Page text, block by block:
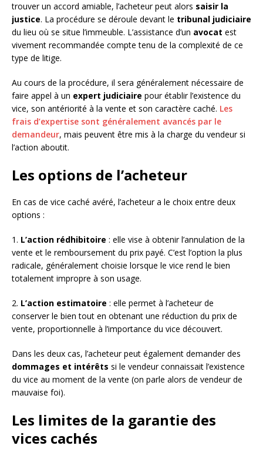
trouver un accord amiable, l’acheteur peut alors saisir la
justice. La procédure se déroule devant le tribunal judiciaire
du lieu où se situe l’immeuble. L’assistance d’un avocat est
vivement recommandée compte tenu de la complexité de ce
type de litige.
Au cours de la procédure, il sera généralement nécessaire de
faire appel à un expert judiciaire pour établir l’existence du
vice, son antériorité à la vente et son caractère caché. Les
frais d’expertise sont généralement avancés par le
demandeur, mais peuvent être mis à la charge du vendeur si
l’action aboutit.
Les options de l’acheteur
En cas de vice caché avéré, l’acheteur a le choix entre deux
options :
1. L’action rédhibitoire : elle vise à obtenir l’annulation de la
vente et le remboursement du prix payé. C’est l’option la plus
radicale, généralement choisie lorsque le vice rend le bien
totalement impropre à son usage.
2. L’action estimatoire : elle permet à l’acheteur de
conserver le bien tout en obtenant une réduction du prix de
vente, proportionnelle à l’importance du vice découvert.
Dans les deux cas, l’acheteur peut également demander des
dommages et intérêts si le vendeur connaissait l’existence
du vice au moment de la vente (on parle alors de vendeur de
mauvaise foi).
Les limites de la garantie des
vices cachés